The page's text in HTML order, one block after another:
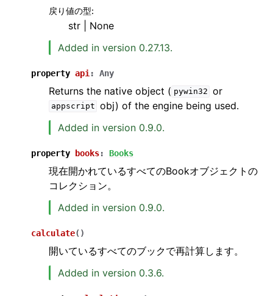
戻り値の型:
str | None
Added in version 0.27.13.
property api : Any
Returns the native object ( pywin32 or
appscript obj) of the engine being used.
Added in version 0.9.0.
property books: Books
現在開かれているすべてのBookオブジェクトの
コレクション。
Added in version 0.9.0.
calculate( )
開いているすべてのブックで再計算します。
Added in version 0.3.6.